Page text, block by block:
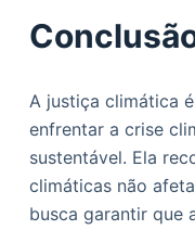
A justiça climática
enfrentar a crise
sustentável. Ela
climáticas não
busca garantir que